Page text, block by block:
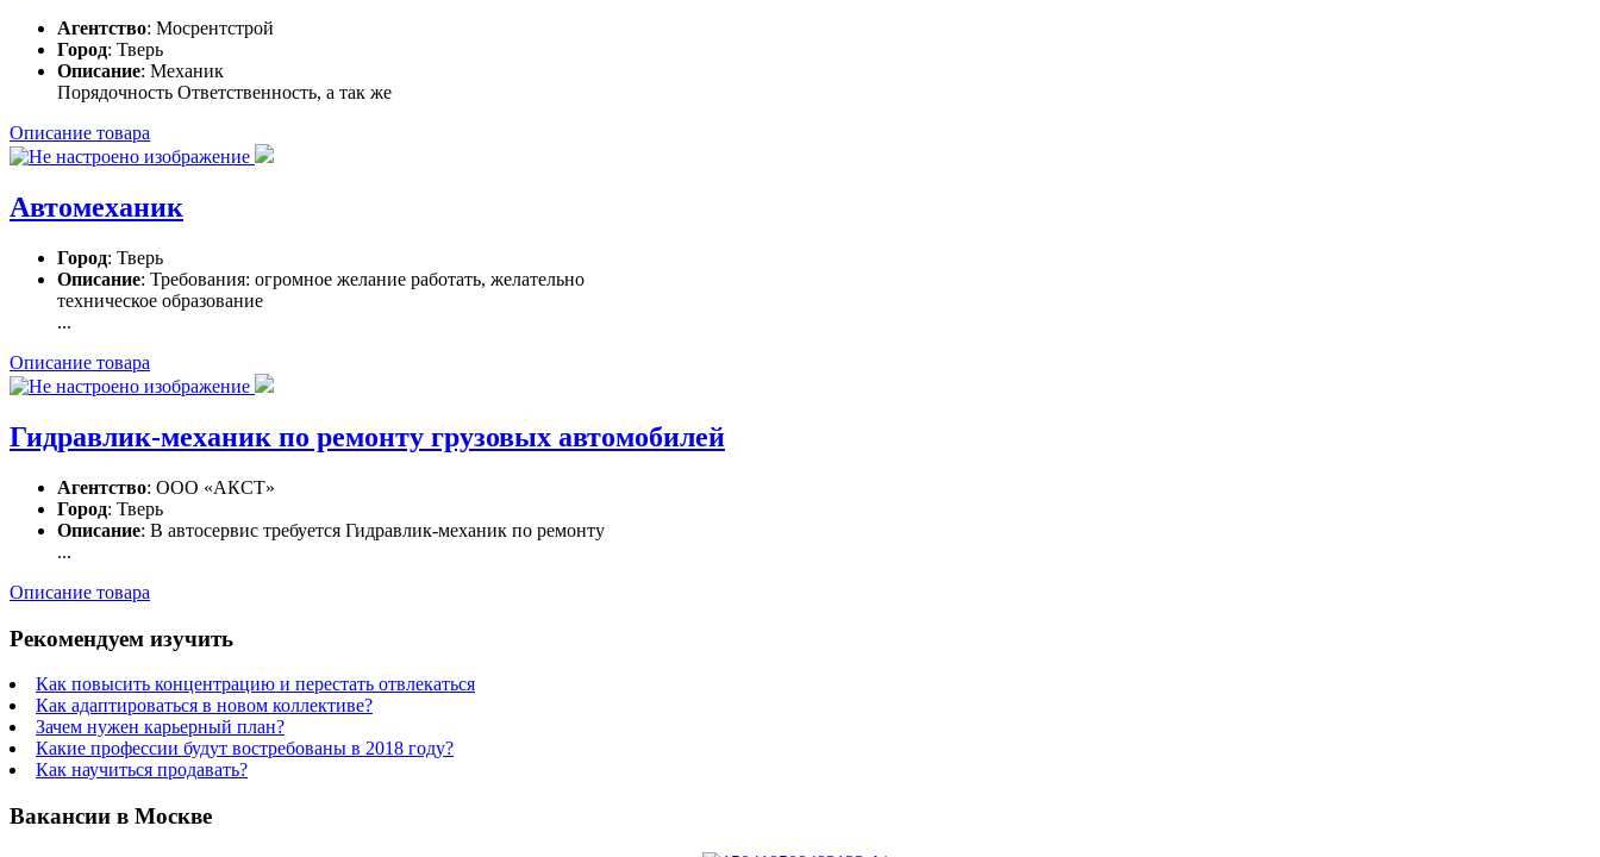
Агентство: Мосрентстрой
Город: Тверь
Описание: Механик
Порядочность Ответственность, а так же
Описание товара
Автомеханик
Город: Тверь
Описание: Требования: огромное желание работать, желательно
техническое образование
...
Описание товара
Гидравлик-механик по ремонту грузовых автомобилей
Агентство: ООО «АКСТ»
Город: Тверь
Описание: В автосервис требуется Гидравлик-механик по ремонту
...
Описание товара
Рекомендуем изучить
Как повысить концентрацию и перестать отвлекаться
Как адаптироваться в новом коллективе?
Зачем нужен карьерный план?
Какие профессии будут востребованы в 2018 году?
Как научиться продавать?
Вакансии в Москве